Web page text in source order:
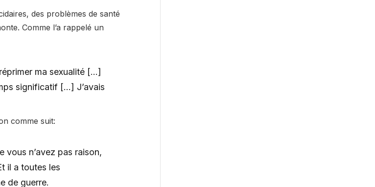
des problèmes de santé
Comme l’a rappelé un
ma sexualité […]
significatif […] J’avais
comme suit:
vous n’avez pas raison,
il a toutes les
de guerre.